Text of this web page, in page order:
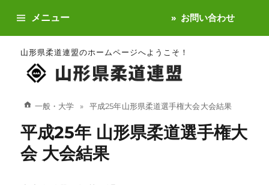
山形県柔道連盟のホームページへようこそ！
メニュー お問い合わせ
一般・大学 平成25年 山形県柔道選手権大会 大会結果
平成25年 山形県柔道選手権大
会 大会結果